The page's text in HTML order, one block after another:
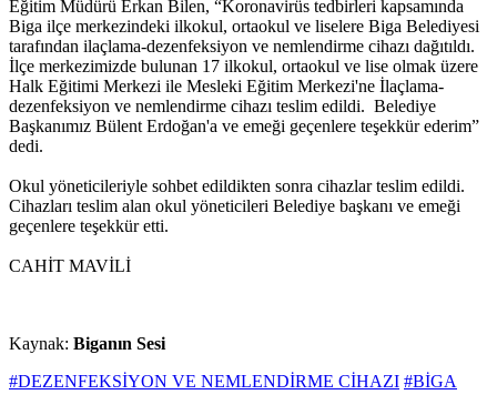
Eğitim Müdürü Erkan Bilen, “Koronavirüs tedbirleri kapsamında
Biga ilçe merkezindeki ilkokul, ortaokul ve liselere Biga Belediyesi
tarafından ilaçlama-dezenfeksiyon ve nemlendirme cihazı dağıtıldı.
İlçe merkezimizde bulunan 17 ilkokul, ortaokul ve lise olmak üzere
Halk Eğitimi Merkezi ile Mesleki Eğitim Merkezi'ne İlaçlama-
dezenfeksiyon ve nemlendirme cihazı teslim edildi. Belediye
Başkanımız Bülent Erdoğan'a ve emeği geçenlere teşekkür ederim”
dedi.
Okul yöneticileriyle sohbet edildikten sonra cihazlar teslim edildi.
Cihazları teslim alan okul yöneticileri Belediye başkanı ve emeği
geçenlere teşekkür etti.
CAHİT MAVİLİ
Kaynak: Biganın Sesi
#DEZENFEKSİYON VE NEMLENDİRME CİHAZI #BİGA